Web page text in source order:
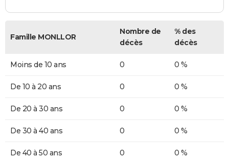
Famille MONLLOR
Nombre de
décès
% des
décès
Moins de 10 ans 0 0 %
De 10 à 20 ans 0 0 %
De 20 à 30 ans 0 0 %
De 30 à 40 ans 0 0 %
De 40 à 50 ans 0 0 %